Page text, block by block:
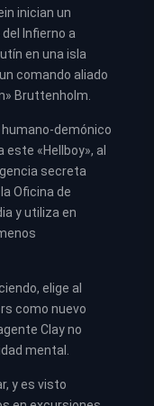
inician un
Infierno a
en una isla
comando aliado
Bruttenholm.
demónico
«Hellboy», al
secreta
Oficina de
y utiliza en
elige al
como nuevo
Clay no
mental.
y es visto